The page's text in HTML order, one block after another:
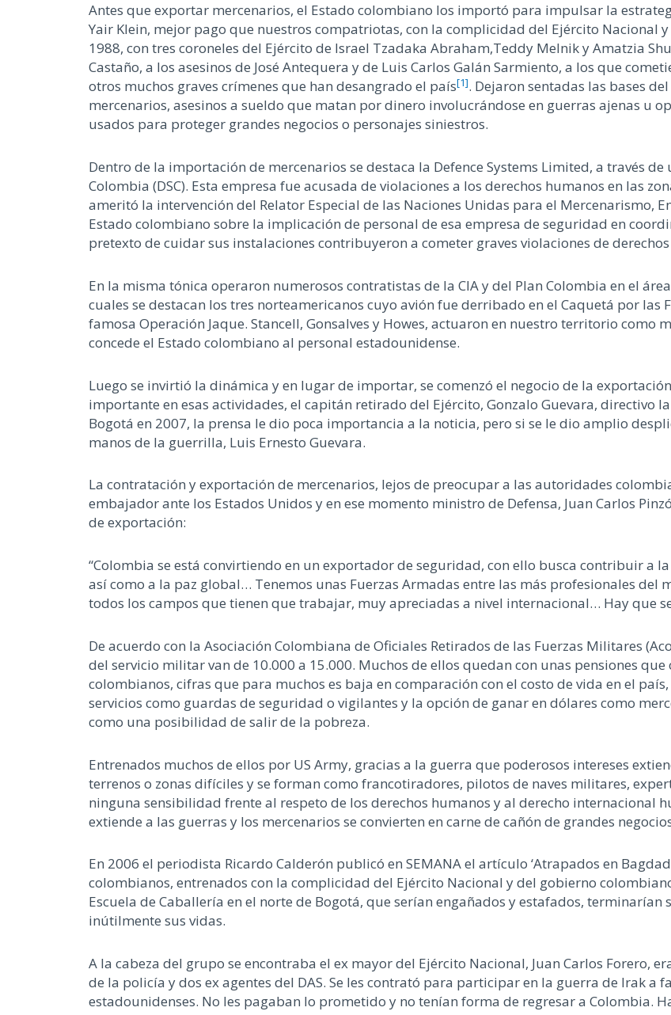
Antes que exportar mercenarios, el Estado colombiano los importó para impulsar la
Yair Klein, mejor pago que nuestros compatriotas, con la complicidad del Ejército Nacional
1988, con tres coroneles del Ejército de Israel Tzadaka Abraham,Teddy Melnik y Amatzia
Castaño, a los asesinos de José Antequera y de Luis Carlos Galán Sarmiento, a los que
otros muchos graves crímenes que han desangrado el país[1]. Dejaron sentadas las bases
mercenarios, asesinos a sueldo que matan por dinero involucrándose en guerras ajenas u
usados para proteger grandes negocios o personajes siniestros.
Dentro de la importación de mercenarios se destaca la Defence Systems Limited, a través
Colombia (DSC). Esta empresa fue acusada de violaciones a los derechos humanos en las
ameritó la intervención del Relator Especial de las Naciones Unidas para el Mercenarismo,
Estado colombiano sobre la implicación de personal de esa empresa de seguridad en
pretexto de cuidar sus instalaciones contribuyeron a cometer graves violaciones de
En la misma tónica operaron numerosos contratistas de la CIA y del Plan Colombia en el
cuales se destacan los tres norteamericanos cuyo avión fue derribado en el Caquetá por las
famosa Operación Jaque. Stancell, Gonsalves y Howes, actuaron en nuestro territorio
concede el Estado colombiano al personal estadounidense.
Luego se invirtió la dinámica y en lugar de importar, se comenzó el negocio de la
importante en esas actividades, el capitán retirado del Ejército, Gonzalo Guevara, directivo
Bogotá en 2007, la prensa le dio poca importancia a la noticia, pero si se le dio amplio
manos de la guerrilla, Luis Ernesto Guevara.
La contratación y exportación de mercenarios, lejos de preocupar a las autoridades
embajador ante los Estados Unidos y en ese momento ministro de Defensa, Juan Carlos
de exportación:
“Colombia se está convirtiendo en un exportador de seguridad, con ello busca contribuir a
así como a la paz global… Tenemos unas Fuerzas Armadas entre las más profesionales del
todos los campos que tienen que trabajar, muy apreciadas a nivel internacional… Hay que
De acuerdo con la Asociación Colombiana de Oficiales Retirados de las Fuerzas Militares
del servicio militar van de 10.000 a 15.000. Muchos de ellos quedan con unas pensiones
colombianos, cifras que para muchos es baja en comparación con el costo de vida en el
servicios como guardas de seguridad o vigilantes y la opción de ganar en dólares como
como una posibilidad de salir de la pobreza.
Entrenados muchos de ellos por US Army, gracias a la guerra que poderosos intereses
terrenos o zonas difíciles y se forman como francotiradores, pilotos de naves militares,
ninguna sensibilidad frente al respeto de los derechos humanos y al derecho internacional
extiende a las guerras y los mercenarios se convierten en carne de cañón de grandes
En 2006 el periodista Ricardo Calderón publicó en SEMANA el artículo ‘Atrapados en
colombianos, entrenados con la complicidad del Ejército Nacional y del gobierno
Escuela de Caballería en el norte de Bogotá, que serían engañados y estafados,
inútilmente sus vidas.
A la cabeza del grupo se encontraba el ex mayor del Ejército Nacional, Juan Carlos Forero,
de la policía y dos ex agentes del DAS. Se les contrató para participar en la guerra de Irak a
estadounidenses. No les pagaban lo prometido y no tenían forma de regresar a Colombia.